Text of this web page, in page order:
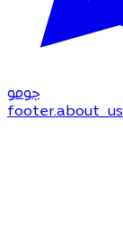
جومو
footer.about_us